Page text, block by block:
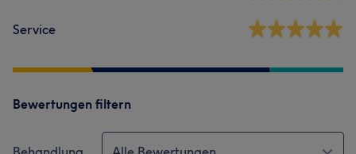
Service
Bewertungen filtern